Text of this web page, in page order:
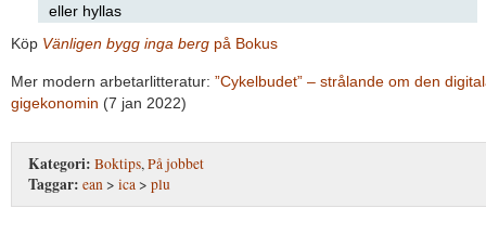
eller hyllas
Köp Vänligen bygg inga berg på Bokus
Mer modern arbetarlitteratur: ”Cykelbudet” – strålande om den
gigekonomin (7 jan 2022)
Kategori: Boktips, På jobbet
Taggar: ean > ica > plu